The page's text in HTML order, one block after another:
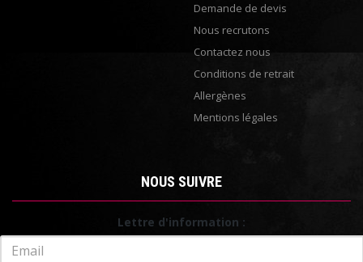
Demande de devis
Nous recrutons
Contactez nous
Conditions de retrait
Allergènes
Mentions légales
NOUS SUIVRE
Lettre d'information :